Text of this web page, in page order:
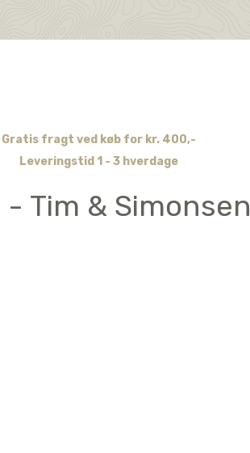
Gratis fragt ved køb for kr. 400,-
Leveringstid 1 - 3 hverdage
Tim & Simonsen